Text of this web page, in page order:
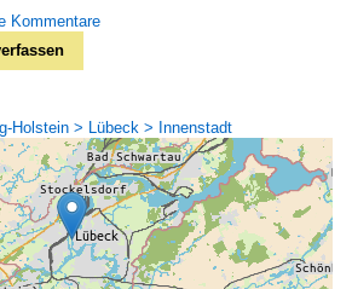
Kommentare
Holstein > Lübeck > Innenstadt